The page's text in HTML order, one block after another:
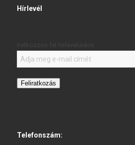
Hírlevél
Feliratkozás
Telefonszám: